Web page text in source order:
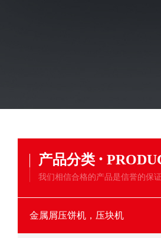
产品分类 ·
我们相信合格的产品是信誉的保
金属屑压饼机，压块机